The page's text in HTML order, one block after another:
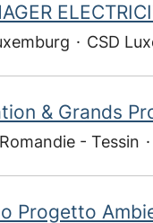
· CSD
& Grands
- Tessin ·
Progetto